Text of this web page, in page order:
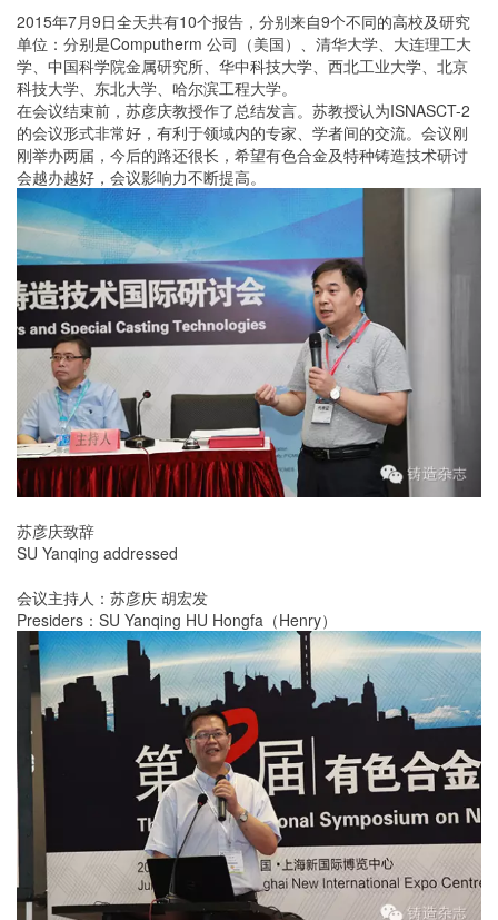
2015年7月9日全天共有10个报告，分别来自9个不同的高校及研究
单位：分别是Computherm 公司（美国）、清华大学、大连理工大
学、中国科学院金属研究所、华中科技大学、西北工业大学、北京
科技大学、东北大学、哈尔滨工程大学。
在会议结束前，苏彦庆教授作了总结发言。苏教授认为ISNASCT-2
的会议形式非常好，有利于领域内的专家、学者间的交流。会议刚
刚举办两届，今后的路还很长，希望有色合金及特种铸造技术研讨
会越办越好，会议影响力不断提高。
苏彦庆致辞
SU Yanqing addressed
会议主持人：苏彦庆 胡宏发
Presiders：SU Yanqing HU Hongfa（Henry）